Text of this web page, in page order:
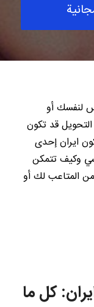
لنفسك أو
قد تكون
ايران إحدى
وكيف تتمكن
المتاعب لك أو
كل ما